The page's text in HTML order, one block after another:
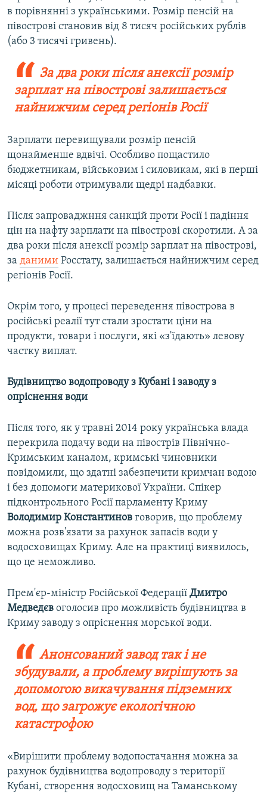
в порівнянні з українськими. Розмір пенсій на
півострові становив від 8 тисяч російських рублів
(або 3 тисячі гривень).
За два роки після анексії розмір
зарплат на півострові залишається
найнижчим серед регіонів Росії
Зарплати перевищували розмір пенсій
щонайменше вдвічі. Особливо пощастило
бюджетникам, військовим і силовикам, які в перші
місяці роботи отримували щедрі надбавки.
Після запроваджння санкцій проти Росії і падіння
цін на нафту зарплати на півострові скоротили. А за
два роки після анексії розмір зарплат на півострові,
за даними Росстату, залишається найнижчим серед
регіонів Росії.
Окрім того, у процесі переведення півострова в
російські реалії тут стали зростати ціни на
продукти, товари і послуги, які «з'їдають» левову
частку виплат.
Будівництво водопроводу з Кубані і заводу з
опріснення води
Після того, як у травні 2014 року українська влада
перекрила подачу води на півострів Північно-
Кримським каналом, кримські чиновники
повідомили, що здатні забезпечити кримчан водою
і без допомоги материкової України. Спікер
підконтрольного Росії парламенту Криму
Володимир Константинов говорив, що проблему
можна розв'язати за рахунок запасів води у
водосховищах Криму. Але на практиці виявилось,
що це неможливо.
Прем'єр-міністр Російської Федерації Дмитро
Медведєв оголосив про можливість будівництва в
Криму заводу з опріснення морської води.
Анонсований завод так і не
збудували, а проблему вирішують за
допомогою викачування підземних
вод, що загрожує екологічною
катастрофою
«Вирішити проблему водопостачання можна за
рахунок будівництва водопроводу з території
Кубані, створення водосховищ на Таманському